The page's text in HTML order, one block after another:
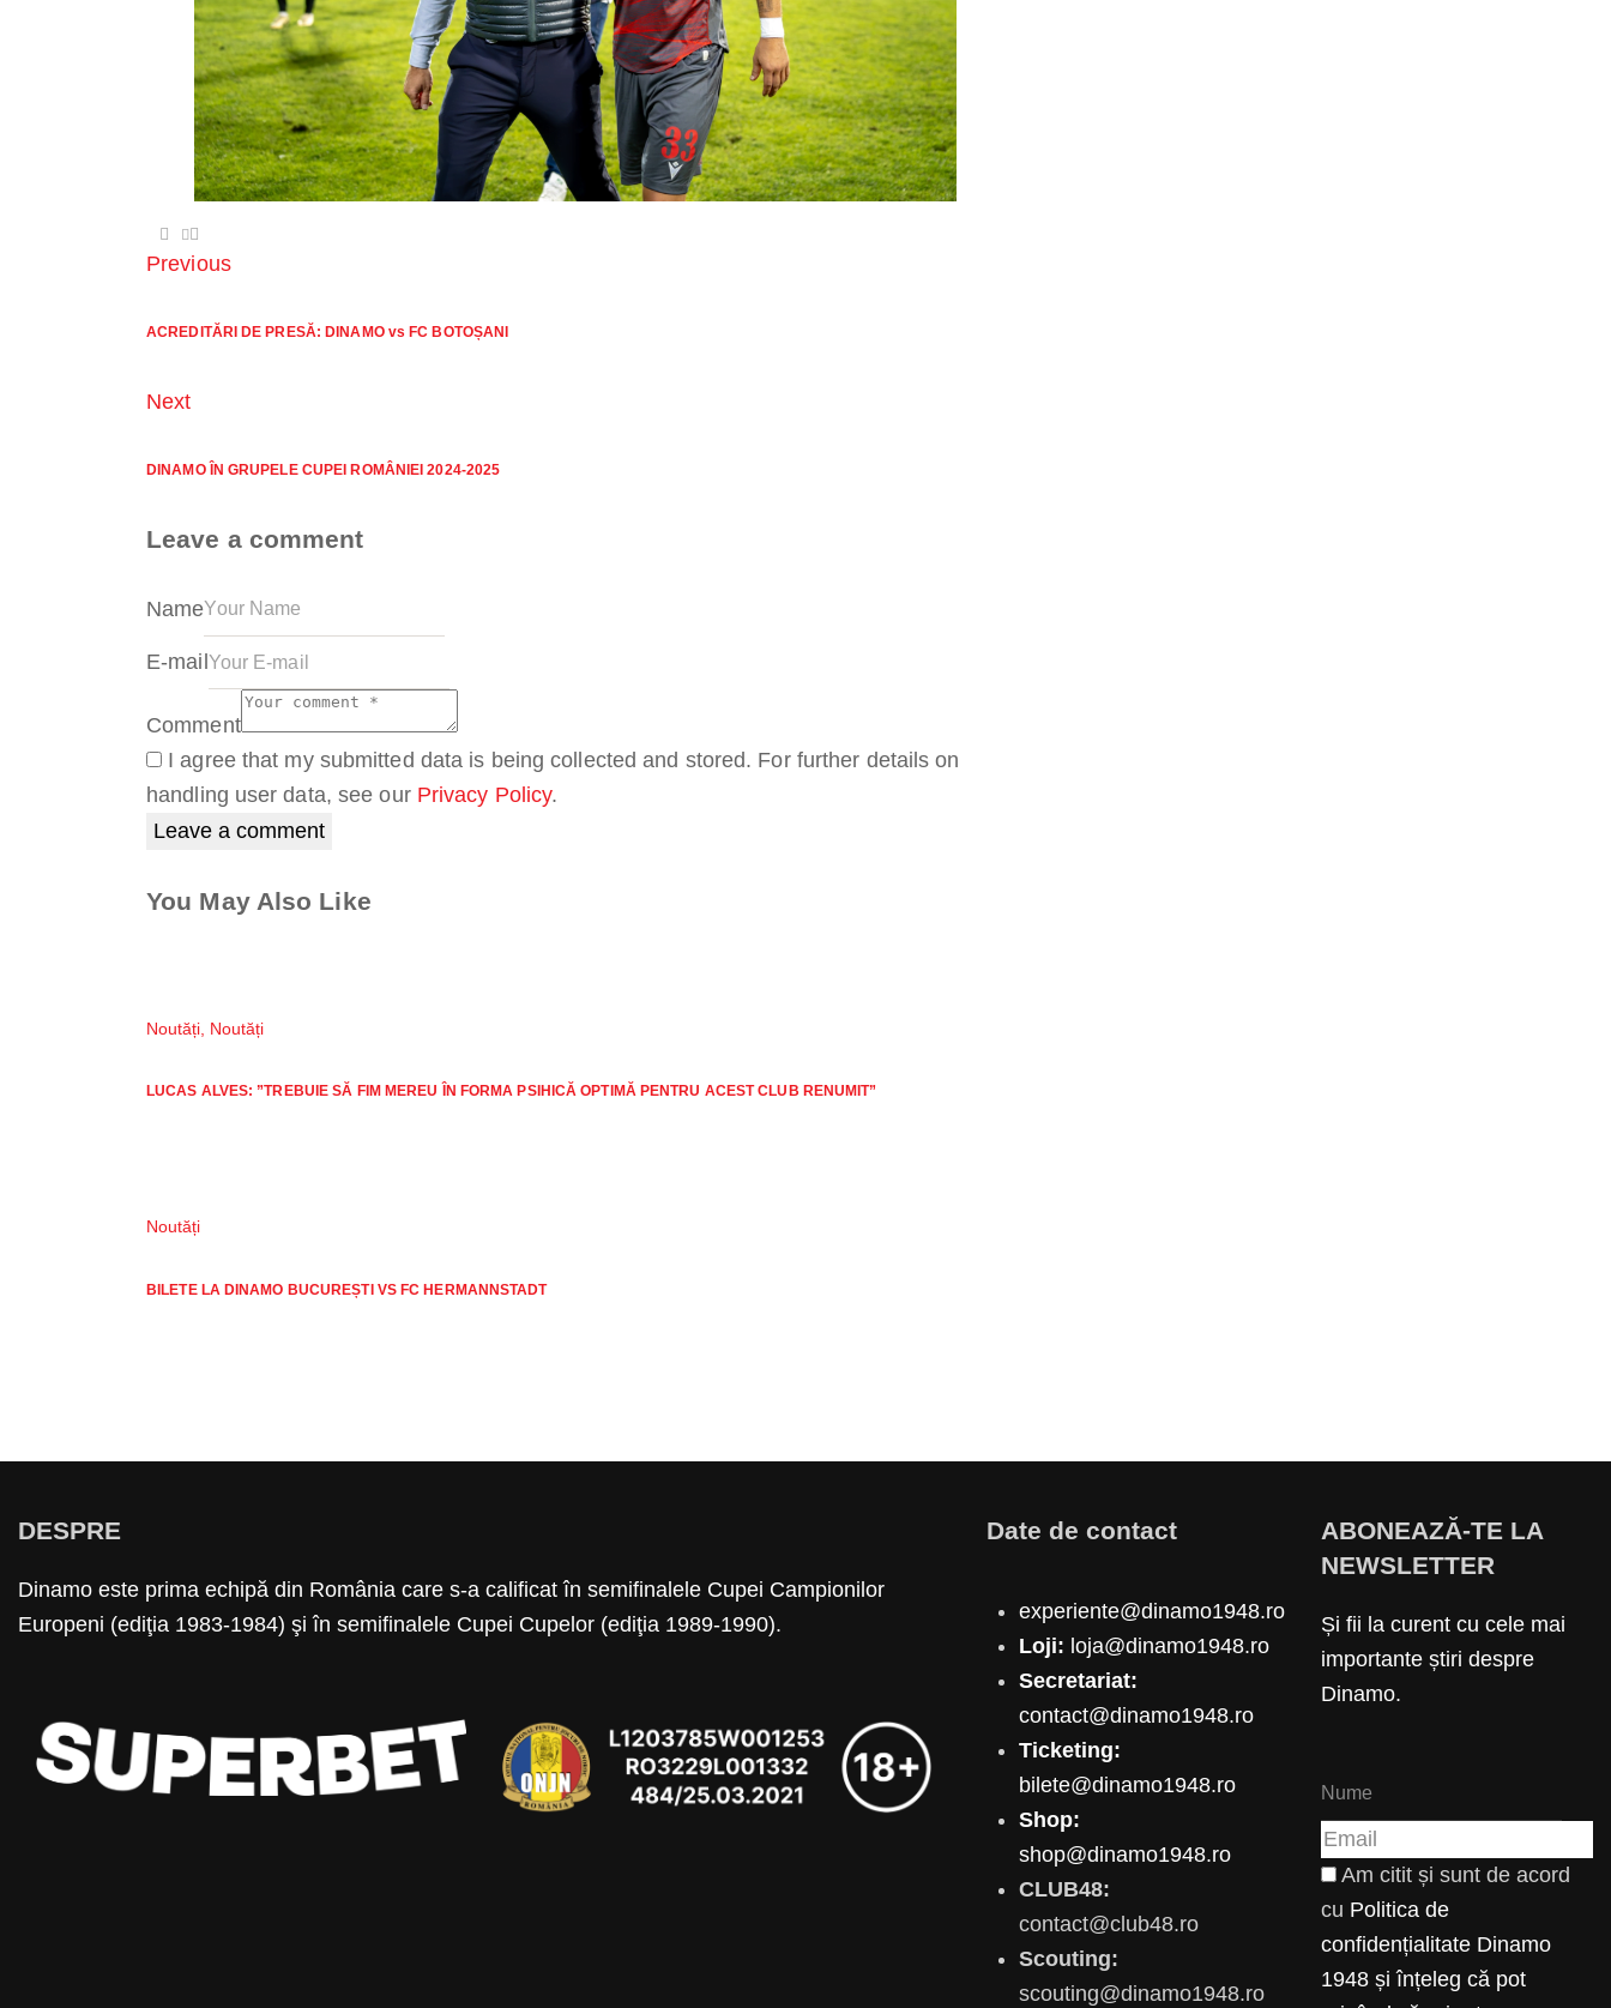
Previous
ACREDITĂRI DE PRESĂ: DINAMO vs FC BOTOȘANI
Next
DINAMO ÎN GRUPELE CUPEI ROMÂNIEI 2024-2025
Leave a comment
Name
E-mail
Comment
I agree that my submitted data is being collected and stored. For further details on
handling user data, see our Privacy Policy.
You May Also Like
Noutăți Noutăți
LUCAS ALVES: ”TREBUIE SĂ FIM MEREU ÎN FORMA PSIHICĂ OPTIMĂ PENTRU ACEST CLUB RENUMIT”
Noutăți
BILETE LA DINAMO BUCUREȘTI VS FC HERMANNSTADT
DESPRE
Dinamo este prima echipă din România care s-a calificat în semifinalele Cupei Campionilor
Europeni (ediţia 1983-1984) şi în semifinalele Cupei Cupelor (ediţia 1989-1990).
Date de contact
experiente@dinamo1948.ro
Loji: loja@dinamo1948.ro
Secretariat:
contact@dinamo1948.ro
Ticketing:
bilete@dinamo1948.ro
Shop:
shop@dinamo1948.ro
CLUB48:
contact@club48.ro
Scouting:
scouting@dinamo1948.ro
ABONEAZĂ-TE LA
NEWSLETTER
Și fii la curent cu cele mai
importante știri despre
Dinamo.
Am citit și sunt de acord
cu Politica de
confidențialitate Dinamo
1948 și înțeleg că pot